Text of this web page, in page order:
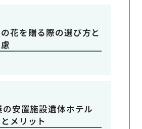
花を贈る際の選び方と
安置施設遺体ホテル
メリット